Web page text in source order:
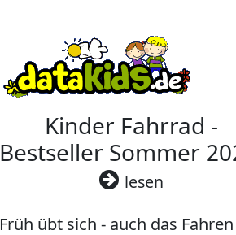
Kinder Fahrrad -
Bestseller Sommer
lesen
Früh übt sich - auch das